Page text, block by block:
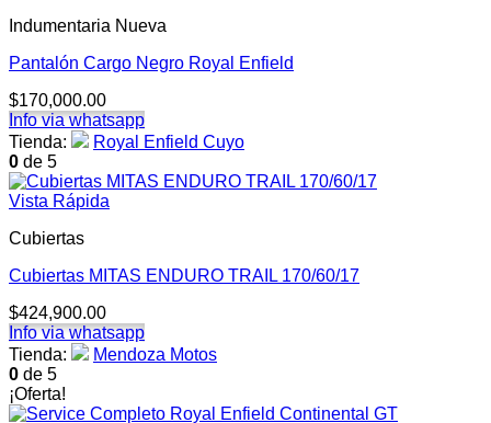
Indumentaria Nueva
Pantalón Cargo Negro Royal Enfield
$170,000.00
Info via whatsapp
Tienda:
Royal Enfield Cuyo
0 de 5
Vista Rápida
Cubiertas
Cubiertas MITAS ENDURO TRAIL 170/60/17
$424,900.00
Info via whatsapp
Tienda:
Mendoza Motos
0 de 5
¡Oferta!